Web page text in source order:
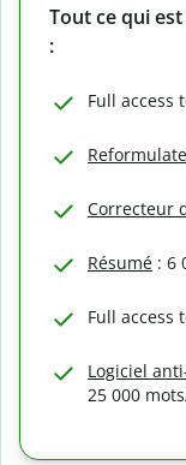
Tout ce qui
:
Full access
Correcteur
Résumé : 6
Full access
Logiciel
25 000